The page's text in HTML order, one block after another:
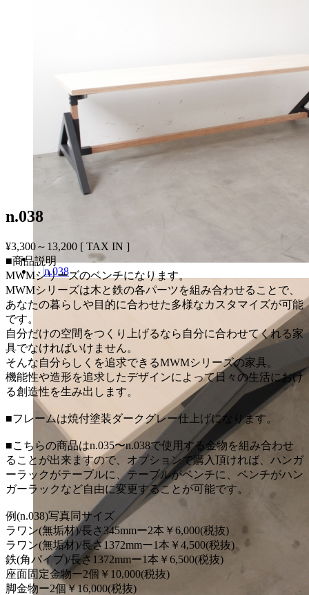
n.038
¥3,300～13,200 [ TAX IN ]
■商品説明
MWMシリーズのベンチになります。
MWMシリーズは木と鉄の各パーツを組み合わせることで、
あなたの暮らしや目的に合わせた多様なカスタマイズが可能
です。
自分だけの空間をつくり上げるなら自分に合わせてくれる家
具でなければいけません。
そんな自分らしくを追求できるMWMシリーズの家具。
機能性や造形を追求したデザインによって日々の生活におけ
る創造性を生み出します。
■フレームは焼付塗装ダークグレー仕上げになります。
■こちらの商品はn.035〜n.038で使用する金物を組み合わせ
ることが出来ますので、オプションで購入頂ければ、ハンガ
ーラックがテーブルに、テーブルがベンチに、ベンチがハン
ガーラックなど自由に変更することが可能です。
例(n.038)写真同サイズ
ラワン(無垢材)/長さ345mmー2本￥6,000(税抜)
ラワン(無垢材)/長さ1372mmー1本￥4,500(税抜)
鉄(角パイプ)/長さ1372mmー1本￥6,500(税抜)
座面固定金物ー2個￥10,000(税抜)
脚金物ー2個￥16,000(税抜)